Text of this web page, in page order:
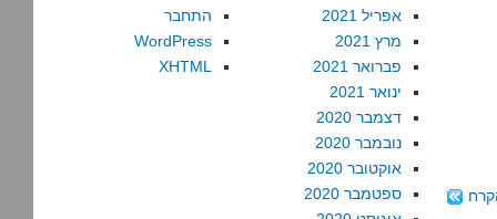
אפריל 2021
מרץ 2021
פברואר 2021
ינואר 2021
דצמבר 2020
נובמבר 2020
אוקטובר 2020
ספטמבר 2020
התחבר
WordPress
XHTML